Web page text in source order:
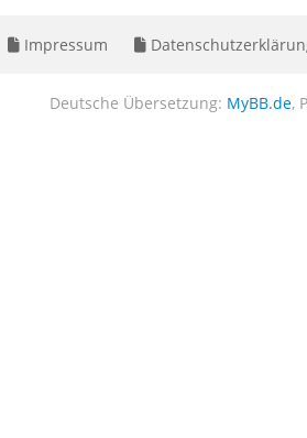
Impressum
Deutsche Übersetzung: MyBB.de,